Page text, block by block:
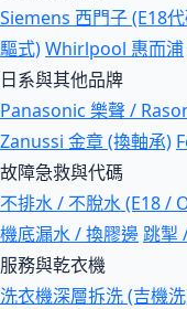
Siemens 西門子 (E18
驅式)Whirlpool 惠而浦
日系與其他品牌
Panasonic 樂聲 /
Zanussi 金章 (換軸承)
故障急救與代碼
不排水 / 不脫水 (E18 /
機底漏水 / 換膠邊跳掣
服務與乾衣機
洗衣機深層拆洗 (吉機